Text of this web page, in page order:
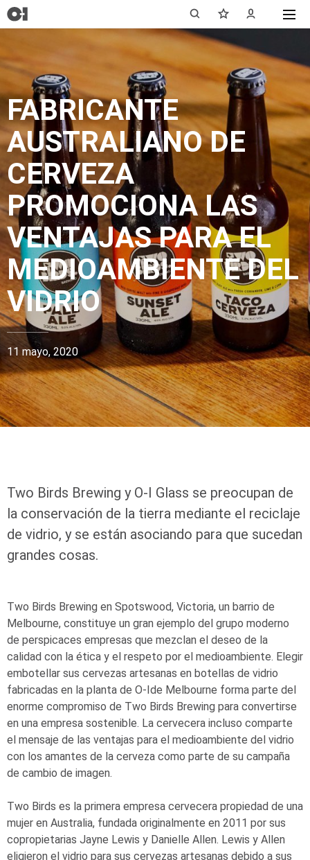
FABRICANTE
AUSTRALIANO DE
CERVEZA
PROMOCIONA LAS
VENTAJAS PARA EL
MEDIOAMBIENTE DEL
VIDRIO
11 mayo, 2020
Two Birds Brewing y O-I Glass se preocupan de
la conservación de la tierra mediante el reciclaje
de vidrio, y se están asociando para que sucedan
grandes cosas.
Two Birds Brewing en Spotswood, Victoria, un barrio de
Melbourne, constituye un gran ejemplo del grupo moderno
de perspicaces empresas que mezclan el deseo de la
calidad con la ética y el respeto por el medioambiente. Elegir
embotellar sus cervezas artesanas en botellas de vidrio
fabricadas en la planta de O-Ide Melbourne forma parte del
enorme compromiso de Two Birds Brewing para convertirse
en una empresa sostenible. La cervecera incluso comparte
el mensaje de las ventajas para el medioambiente del vidrio
con los amantes de la cerveza como parte de su campaña
de cambio de imagen.
Two Birds es la primera empresa cervecera propiedad de una
mujer en Australia, fundada originalmente en 2011 por sus
copropietarias Jayne Lewis y Danielle Allen. Lewis y Allen
eligieron el vidrio para sus cervezas artesanas debido a sus